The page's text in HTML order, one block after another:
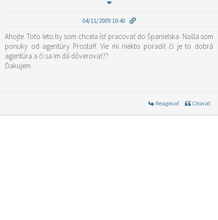
04/11/2009 10:40
Ahojte. Toto leto by som chcela ísť pracovať do Španielska. Našla som
ponuky od agentúry Prostaff. Vie mi niekto poradiť či je to dobrá
agentúra a či sa im dá dôverovať??
Ďakujem
Reagovať Citovať